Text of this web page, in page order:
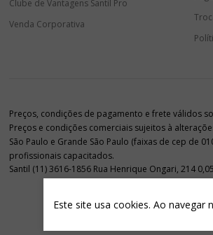
Este site usa cookies. Ao
Clube de Vantagens Santil Pro
Venda Corporativa
Santil (11) 3616-1856 Rua Henrique Ongari, 214
Preços, condições de pagamento e frete válidos
Preços e condições comerciais sujeitos à
São Paulo e Grande São Paulo (faixas de cep de
profissionais capacitados.